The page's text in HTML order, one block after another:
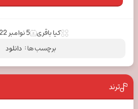
کیا باقری 5 نوامبر 2022
برچسب ها : دانلود
ترند